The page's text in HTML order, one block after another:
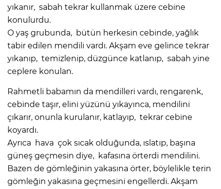
yıkanır, sabah tekrar kullanmak üzere cebine
konulurdu.
O yaş grubunda, bütün herkesin cebinde, yağlık
tabir edilen mendili vardı. Akşam eve gelince tekrar
yıkanıp, temizlenip, düzgünce katlanıp, sabah yine
ceplere konulan.
Rahmetli babamın da mendilleri vardı, rengarenk,
cebinde taşır, elini yüzünü yıkayınca, mendilini
çıkarır, onunla kurulanır, katlayıp, tekrar cebine
koyardı.
Ayrıca hava çok sıcak olduğunda, ıslatıp, başına
güneş geçmesin diye, kafasına örterdi mendilini.
Bazen de gömleğinin yakasına örter, böylelikle terin
gömleğin yakasına geçmesini engellerdi. Akşam